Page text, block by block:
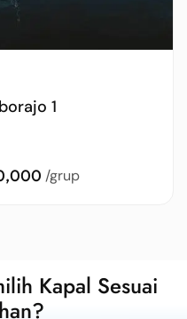
1
/grup
Kapal Sesuai